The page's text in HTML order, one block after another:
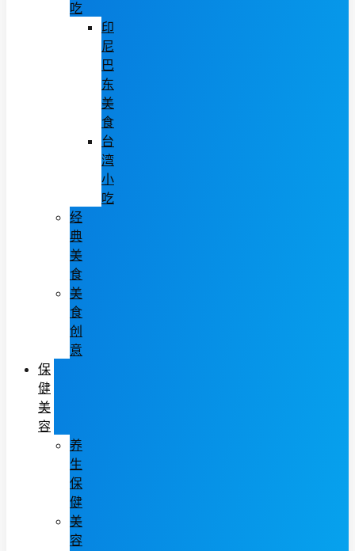
吃
印
尼
巴
东
美
食
台
湾
小
吃
经
典
美
食
美
食
创
意
保
健
美
容
养
生
保
健
美
容